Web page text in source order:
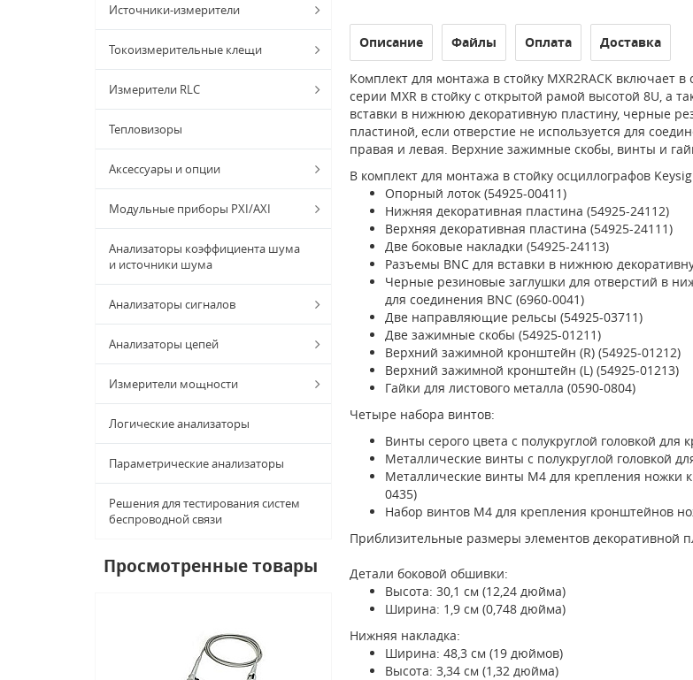
Источники-измерители
Токоизмерительные клещи
Измерители RLC
Тепловизоры
Аксессуары и опции
Модульные приборы PXI/AXI
Анализаторы коэффициента шума
и источники шума
Анализаторы сигналов
Анализаторы цепей
Измерители мощности
Логические анализаторы
Параметрические анализаторы
Решения для тестирования систем
беспроводной связи
Просмотренные товары
Описание Файлы Оплата Доставка
Комплект для монтажа в стойку MXR2RACK включает
серии MXR в стойку с открытой рамой высотой 8U, а
вставки в нижнюю декоративную пластину, черные
пластиной, если отверстие не используется для
правая и левая. Верхние зажимные скобы, винты и
В комплект для монтажа в стойку осциллографов
Опорный лоток (54925-00411)
Нижняя декоративная пластина (54925-24112)
Верхняя декоративная пластина (54925-24111)
Две боковые накладки (54925-24113)
Разъемы BNC для вставки в нижнюю
Черные резиновые заглушки для отверстий в
для соединения BNC (6960-0041)
Две направляющие рельсы (54925-03711)
Две зажимные скобы (54925-01211)
Верхний зажимной кронштейн (R) (54925-01212)
Верхний зажимной кронштейн (L) (54925-01213)
Гайки для листового металла (0590-0804)
Четыре набора винтов:
Винты серого цвета с полукруглой головкой
Металлические винты с полукруглой головкой
Металлические винты M4 для крепления ножки
0435)
Набор винтов M4 для крепления кронштейнов
Приблизительные размеры элементов декоративной
Детали боковой обшивки:
Высота: 30,1 см (12,24 дюйма)
Ширина: 1,9 см (0,748 дюйма)
Нижняя накладка:
Ширина: 48,3 см (19 дюймов)
Высота: 3,34 см (1,32 дюйма)